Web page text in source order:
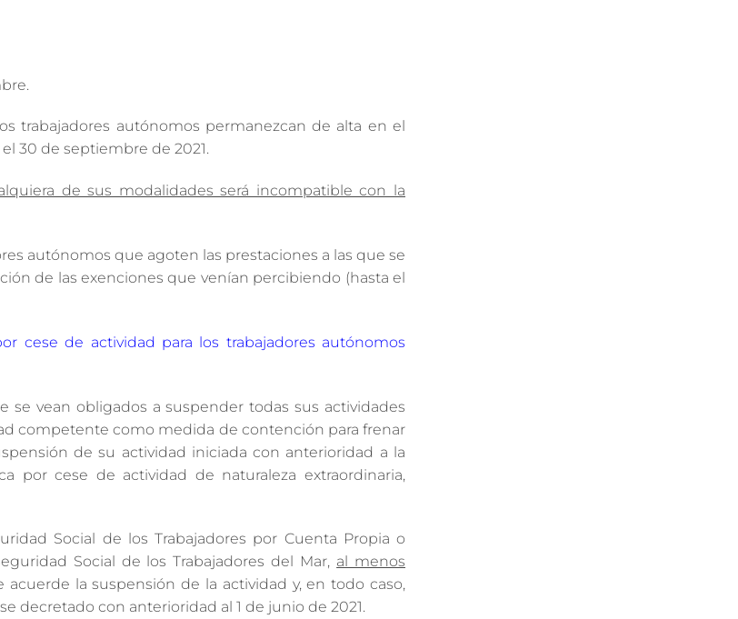
trabajadores autónomos permanezcan de alta en el
30 de septiembre de 2021.
de sus modalidades será incompatible con la
autónomos que agoten las prestaciones a las que se
de las exenciones que venían percibiendo (hasta el
cese de actividad para los trabajadores autónomos
se vean obligados a suspender todas sus actividades
competente como medida de contención para frenar
de su actividad iniciada con anterioridad a la
por cese de actividad de naturaleza extraordinaria,
Social de los Trabajadores por Cuenta Propia o
Social de los Trabajadores del Mar, al menos
acuerde la suspensión de la actividad y, en todo caso,
decretado con anterioridad al 1 de junio de 2021.